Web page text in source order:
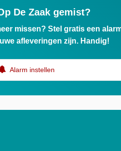
De Zaak gemist?
missen? Stel gratis een
afleveringen zijn. Handig!
Alarm instellen